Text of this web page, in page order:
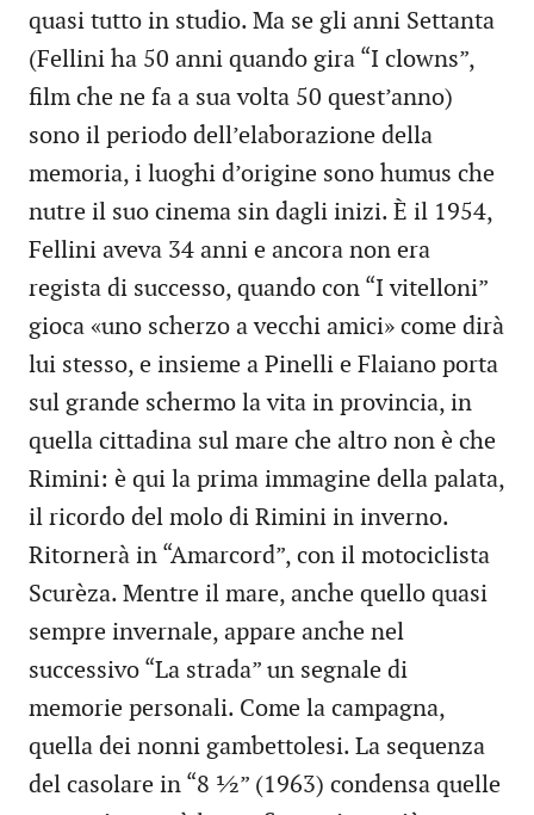
quasi tutto in studio. Ma se gli anni Settanta
(Fellini ha 50 anni quando gira “I clowns”,
film che ne fa a sua volta 50 quest’anno)
sono il periodo dell’elaborazione della
memoria, i luoghi d’origine sono humus che
nutre il suo cinema sin dagli inizi. È il 1954,
Fellini aveva 34 anni e ancora non era
regista di successo, quando con “I vitelloni”
gioca «uno scherzo a vecchi amici» come dirà
lui stesso, e insieme a Pinelli e Flaiano porta
sul grande schermo la vita in provincia, in
quella cittadina sul mare che altro non è che
Rimini: è qui la prima immagine della palata,
il ricordo del molo di Rimini in inverno.
Ritornerà in “Amarcord”, con il motociclista
Scurèza. Mentre il mare, anche quello quasi
sempre invernale, appare anche nel
successivo “La strada” un segnale di
memorie personali. Come la campagna,
quella dei nonni gambettolesi. La sequenza
del casolare in “8 ½” (1963) condensa quelle